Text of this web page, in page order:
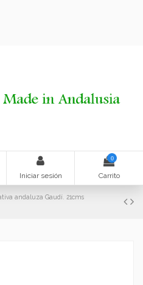
Iniciar sesión
0
Carrito
andaluza Gaudí. 21cms